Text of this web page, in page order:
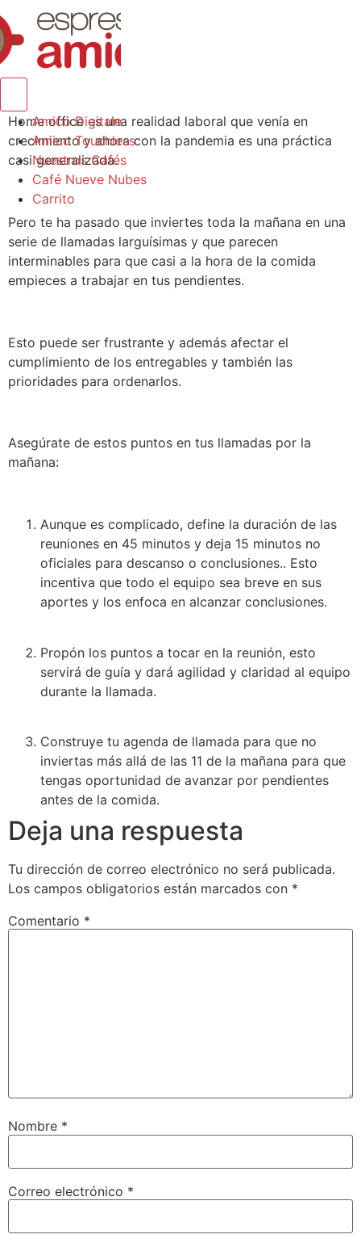
Amico Digitale
Amico Touchless
Nuestros Cafés
Café Nueve Nubes
Carrito
Home office es una realidad laboral que venía en
crecimiento y ahora con la pandemia es una práctica
casi generalizada.
Pero te ha pasado que inviertes toda la mañana en una
serie de llamadas larguísimas y que parecen
interminables para que casi a la hora de la comida
empieces a trabajar en tus pendientes.
Esto puede ser frustrante y además afectar el
cumplimiento de los entregables y también las
prioridades para ordenarlos.
Asegúrate de estos puntos en tus llamadas por la
mañana:
Aunque es complicado, define la duración de las
reuniones en 45 minutos y deja 15 minutos no
oficiales para descanso o conclusiones.. Esto
incentiva que todo el equipo sea breve en sus
aportes y los enfoca en alcanzar conclusiones.
Propón los puntos a tocar en la reunión, esto
servirá de guía y dará agilidad y claridad al equipo
durante la llamada.
Construye tu agenda de llamada para que no
inviertas más allá de las 11 de la mañana para que
tengas oportunidad de avanzar por pendientes
antes de la comida.
Deja una respuesta
Tu dirección de correo electrónico no será publicada.
Los campos obligatorios están marcados con *
Comentario *
Nombre *
Correo electrónico *